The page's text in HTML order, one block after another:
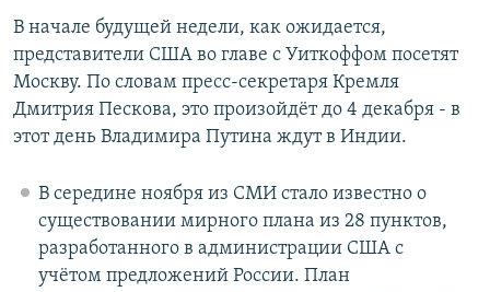
В начале будущей недели, как ожидается,
представители США во главе с Уиткоффом посетят
Москву. По словам пресс-секретаря Кремля
Дмитрия Пескова, это произойдёт до 4 декабря - в
этот день Владимира Путина ждут в Индии.
В середине ноября из СМИ стало известно о
существовании мирного плана из 28 пунктов,
разработанного в администрации США с
учётом предложений России. План